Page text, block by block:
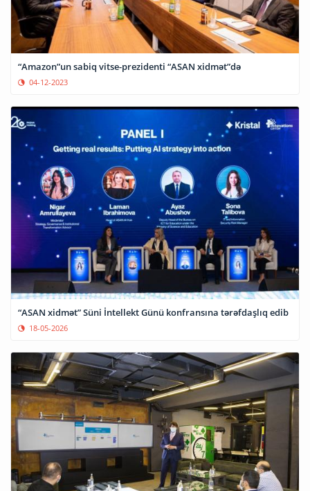
“Amazon”un sabiq vitse-prezidenti “ASAN xidmət”də
04-12-2023
“ASAN xidmət” Süni İntellekt Günü konfransına tərəfdaşlıq edib
18-05-2026